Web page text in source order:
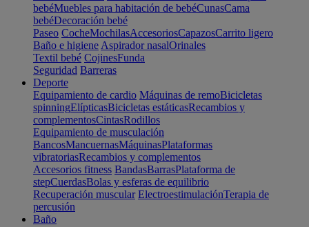
bebéMuebles para habitación de bebéCunasCama
bebéDecoración bebé
Paseo CocheMochilasAccesoriosCapazosCarrito ligero
Baño e higiene Aspirador nasalOrinales
Textil bebé CojinesFunda
Seguridad Barreras
Deporte
Equipamiento de cardio Máquinas de remoBicicletas
spinningElípticasBicicletas estáticasRecambios y
complementosCintasRodillos
Equipamiento de musculación
BancosMancuernasMáquinasPlataformas
vibratoriasRecambios y complementos
Accesorios fitness BandasBarrasPlataforma de
stepCuerdasBolas y esferas de equilibrio
Recuperación muscular ElectroestimulaciónTerapia de
percusión
Baño